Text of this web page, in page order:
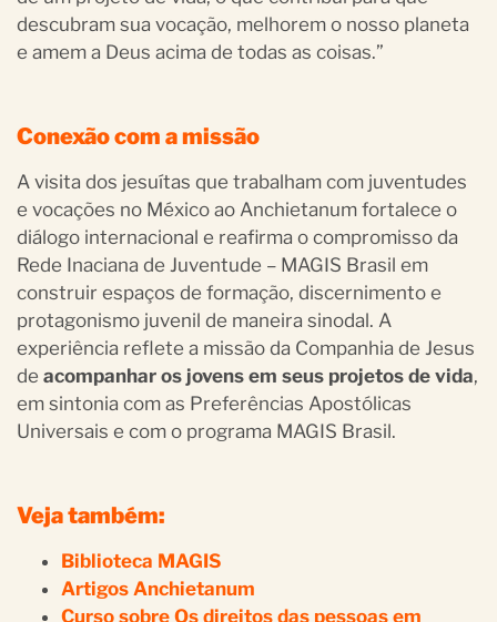
descubram sua vocação, melhorem o nosso planeta
e amem a Deus acima de todas as coisas.”
Conexão com a missão
A visita dos jesuítas que trabalham com juventudes
e vocações no México ao Anchietanum fortalece o
diálogo internacional e reafirma o compromisso da
Rede Inaciana de Juventude – MAGIS Brasil em
construir espaços de formação, discernimento e
protagonismo juvenil de maneira sinodal. A
experiência reflete a missão da Companhia de Jesus
de acompanhar os jovens em seus projetos de vida,
em sintonia com as Preferências Apostólicas
Universais e com o programa MAGIS Brasil.
Veja também:
Biblioteca MAGIS
Artigos Anchietanum
Curso sobre Os direitos das pessoas em